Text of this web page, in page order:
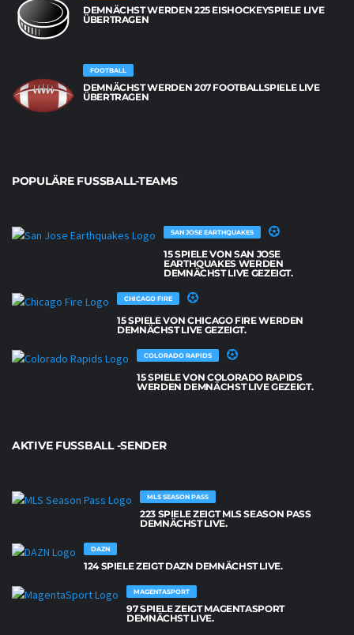
DEMNÄCHST WERDEN 225 EISHOCKEYSPIELE LIVE
ÜBERTRAGEN
FOOTBALL
DEMNÄCHST WERDEN 207 FOOTBALLSPIELE LIVE
ÜBERTRAGEN
POPULÄRE FUSSBALL-TEAMS
SAN JOSE EARTHQUAKES
15 SPIELE VON SAN JOSE
EARTHQUAKES WERDEN
DEMNÄCHST LIVE GEZEIGT.
CHICAGO FIRE
15 SPIELE VON CHICAGO FIRE WERDEN
DEMNÄCHST LIVE GEZEIGT.
COLORADO RAPIDS
15 SPIELE VON COLORADO RAPIDS
WERDEN DEMNÄCHST LIVE GEZEIGT.
AKTIVE FUSSBALL -SENDER
MLS SEASON PASS
223 SPIELE ZEIGT MLS SEASON PASS
DEMNÄCHST LIVE.
DAZN
124 SPIELE ZEIGT DAZN DEMNÄCHST LIVE.
MAGENTASPORT
97 SPIELE ZEIGT MAGENTASPORT
DEMNÄCHST LIVE.